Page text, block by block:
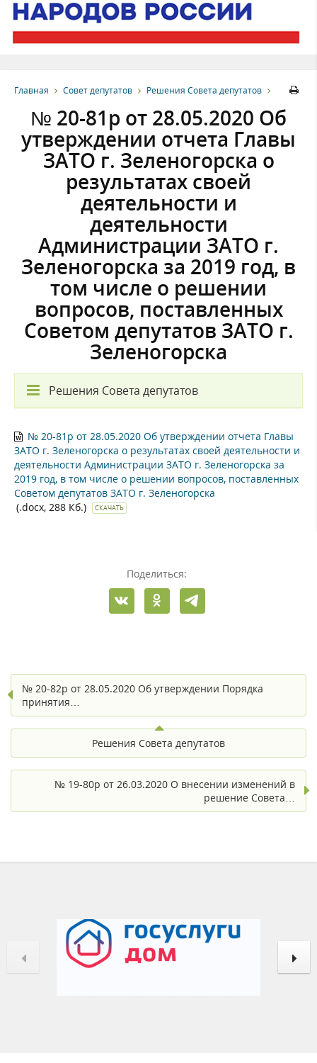
Главная Совет депутатов Решения Совета депутатов
№ 20-81р от 28.05.2020 Об
утверждении отчета Главы
ЗАТО г. Зеленогорска о
результатах своей
деятельности и
деятельности
Администрации ЗАТО г.
Зеленогорска за 2019 год, в
том числе о решении
вопросов, поставленных
Советом депутатов ЗАТО г.
Зеленогорска
Решения Совета депутатов
№ 20-81р от 28.05.2020 Об утверждении отчета Главы
ЗАТО г. Зеленогорска о результатах своей деятельности и
деятельности Администрации ЗАТО г. Зеленогорска за
2019 год, в том числе о решении вопросов, поставленных
Советом депутатов ЗАТО г. Зеленогорска
(.docx, 288 Кб.)
СКАЧАТЬ
Поделиться:
№ 20-82р от 28.05.2020 Об утверждении Порядка
принятия…
Решения Совета депутатов
№ 19-80р от 26.03.2020 О внесении изменений в
решение Совета…